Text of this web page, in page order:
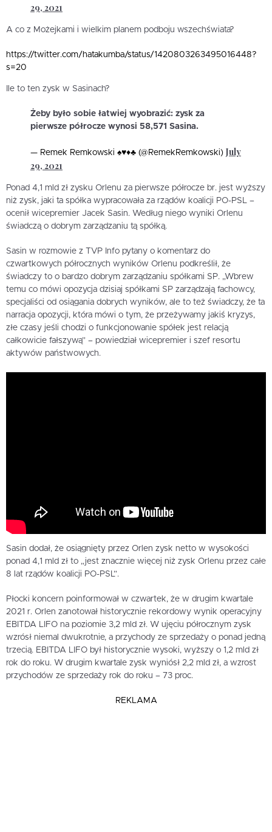
29, 2021
A co z Możejkami i wielkim planem podboju wszechświata?
https://twitter.com/hatakumba/status/1420803263495016448?
s=20
Ile to ten zysk w Sasinach?
Żeby było sobie łatwiej wyobrazić: zysk za
pierwsze półrocze wynosi 58,571 Sasina.
— Remek Remkowski ♠️♥️♦️♣️ (@RemekRemkowski) July
29, 2021
Ponad 4,1 mld zł zysku Orlenu za pierwsze półrocze br. jest wyższy
niż zysk, jaki ta spółka wypracowała za rządów koalicji PO-PSL –
ocenił wicepremier Jacek Sasin. Według niego wyniki Orlenu
świadczą o dobrym zarządzaniu tą spółką.
Sasin w rozmowie z TVP Info pytany o komentarz do
czwartkowych półrocznych wyników Orlenu podkreślił, że
świadczy to o bardzo dobrym zarządzaniu spółkami SP. „Wbrew
temu co mówi opozycja dzisiaj spółkami SP zarządzają fachowcy,
specjaliści od osiągania dobrych wyników, ale to też świadczy, że ta
narracja opozycji, która mówi o tym, że przeżywamy jakiś kryzys,
złe czasy jeśli chodzi o funkcjonowanie spółek jest relacją
całkowicie fałszywą” – powiedział wicepremier i szef resortu
aktywów państwowych.
Sasin dodał, że osiągnięty przez Orlen zysk netto w wysokości
ponad 4,1 mld zł to „jest znacznie więcej niż zysk Orlenu przez całe
8 lat rządów koalicji PO-PSL”.
Płocki koncern poinformował w czwartek, że w drugim kwartale
2021 r. Orlen zanotował historycznie rekordowy wynik operacyjny
EBITDA LIFO na poziomie 3,2 mld zł. W ujęciu półrocznym zysk
wzrósł niemal dwukrotnie, a przychody ze sprzedaży o ponad jedną
trzecią. EBITDA LIFO był historycznie wysoki, wyższy o 1,2 mld zł
rok do roku. W drugim kwartale zysk wyniósł 2,2 mld zł, a wzrost
przychodów ze sprzedaży rok do roku – 73 proc.
REKLAMA